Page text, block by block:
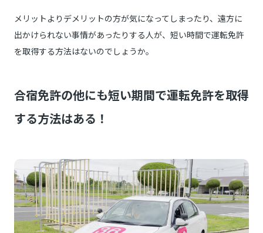
メリットよりデメリットの方が気になってしまったり、遠方に
出かけられない事情があったりする人が、短い時間で運転免許
を取得する方法はないのでしょうか。
合宿免許の他にも短い期間で運転免許を取得
する方法はある！